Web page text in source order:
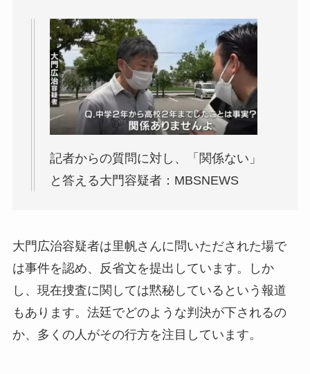
記者からの質問に対し、「関係ない」
と答える大門容疑者：MBSNEWS
大門広治容疑者は里帆さんに問いただされた場で
は事件を認め、反省文を提出しています。しか
し、現在捜査に関しては黙秘しているという報道
もあります。法廷でどのような判決が下されるの
か、多くの人がその行方を注目しています。